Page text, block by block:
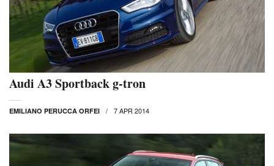
Audi A3 Sportback g-tron
EMILIANO PERUCCA ORFEI 7 APR 2014